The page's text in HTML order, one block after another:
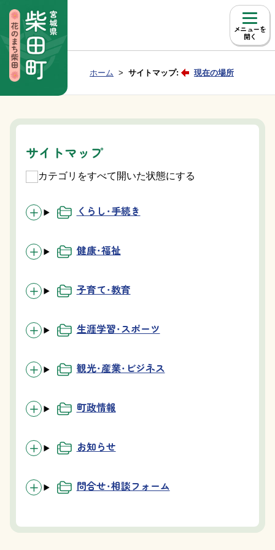
メニュー
Group NAV 現在位置：
ホーム サイトマップ: 現在の場所
サイトマップ
カテゴリをすべて開いた状態にする
くらし・手続き
健康・福祉
子育て・教育
生涯学習・スポーツ
観光・産業・ビジネス
町政情報
お知らせ
問合せ・相談フォーム